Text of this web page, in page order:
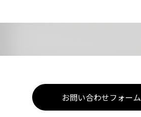
お問い合わせフォーム